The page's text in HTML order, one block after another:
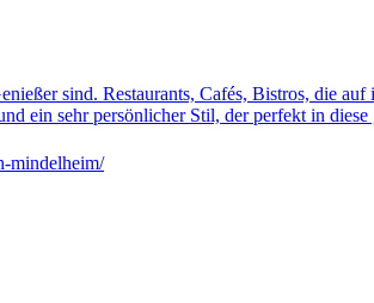
sind. Restaurants, Cafés, Bistros, die
ein sehr persönlicher Stil, der perfekt in
mindelheim/